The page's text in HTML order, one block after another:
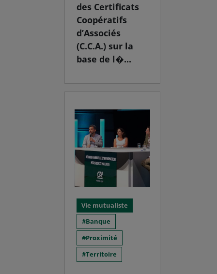
des Certificats
Coopératifs
d’Associés
(C.C.A.) sur la
base de l�...
Vie mutualiste
Banque
Proximité
Territoire